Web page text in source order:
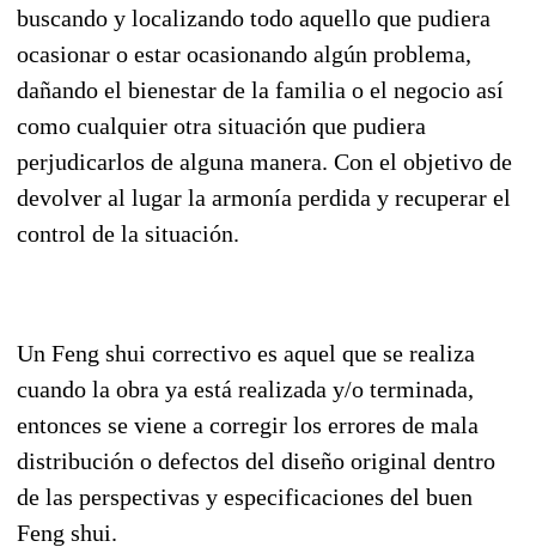
buscando y localizando todo aquello que pudiera
ocasionar o estar ocasionando algún problema,
dañando el bienestar de la familia o el negocio así
como cualquier otra situación que pudiera
perjudicarlos de alguna manera. Con el objetivo de
devolver al lugar la armonía perdida y recuperar el
control de la situación.
Un Feng shui correctivo es aquel que se realiza
cuando la obra ya está realizada y/o terminada,
entonces se viene a corregir los errores de mala
distribución o defectos del diseño original dentro
de las perspectivas y especificaciones del buen
Feng shui.